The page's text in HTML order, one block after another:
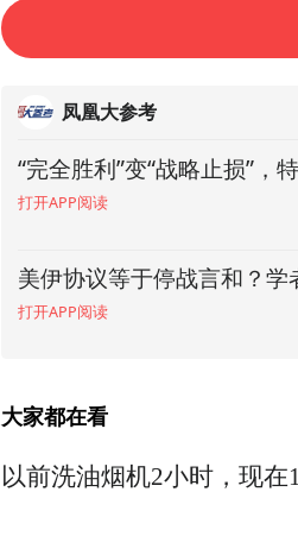
面，这也是许多台湾地区
凤凰大参考
“完全胜利”变“战略止损”
打开APP阅读
美伊协议等于停战言和？学
打开APP阅读
G7背后的大国博弈：欧盟
打开APP阅读
美伊刚握手，以色列就磨刀
打开APP阅读
大家都在看
以前洗油烟机2小时，现在